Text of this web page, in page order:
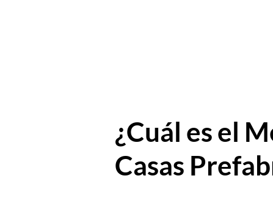
¿Cuál es el
Casas